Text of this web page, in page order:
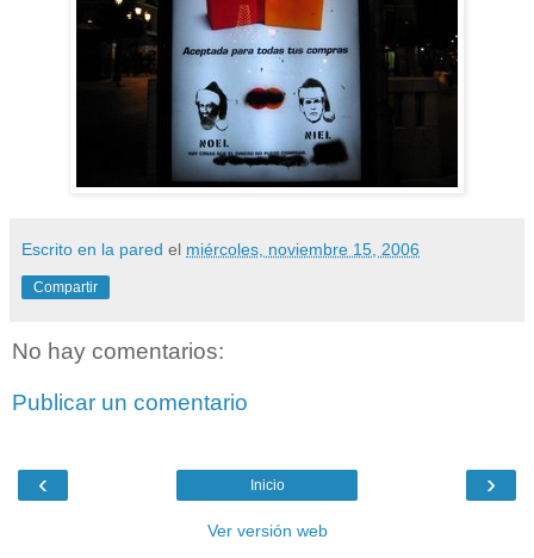
Escrito en la pared el miércoles, noviembre 15, 2006
Compartir
No hay comentarios:
Publicar un comentario
‹ ›
Inicio
Ver versión web